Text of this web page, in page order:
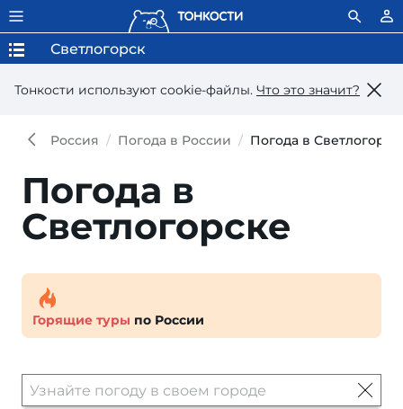
Тонкости используют сookie-файлы. Что это значит?
Светлогорск
Россия Погода в России Погода в
Погода в
Светлогорске
Горящие туры по России